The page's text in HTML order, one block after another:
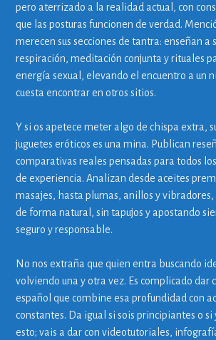
pero aterrizado a la realidad actual, con
que las posturas funcionen de verdad.
merecen sus secciones de tantra: enseñan a
respiración, meditación conjunta y rituales
energía sexual, elevando el encuentro a un
cuesta encontrar en otros sitios.
Y si os apetece meter algo de chispa extra,
juguetes eróticos es una mina. Publican
comparativas reales pensadas para todos
de experiencia. Analizan desde aceites
masajes, hasta plumas, anillos y
de forma natural, sin tapujos y apostando
seguro y responsable.
No nos extraña que quien entra buscando
volviendo una y otra vez. Es complicado dar
español que combine esa profundidad con
constantes. Da igual si sois principiantes o si
esto; vais a dar con videotutoriales,